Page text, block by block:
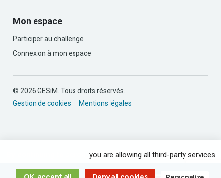
Mon espace
Participer au challenge
Connexion à mon espace
© 2026 GESiM. Tous droits réservés.
Gestion de cookies
Mentions légales
you are allowing all third-party services